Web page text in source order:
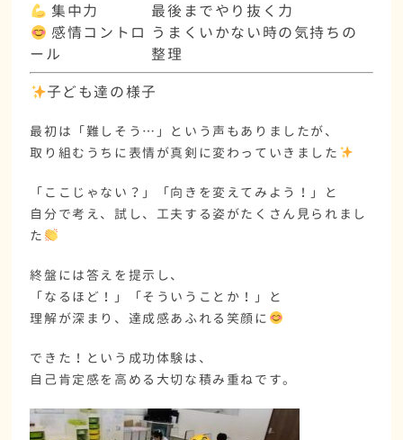
集中力
最後までやり抜く力
感情コントロ
ール
うまくいかない時の気持ちの
整理
子ども達の様子
最初は「難しそう…」という声もありましたが、
取り組むうちに表情が真剣に変わっていきました
「ここじゃない？」「向きを変えてみよう！」と
自分で考え、試し、工夫する姿がたくさん見られまし
た
終盤には答えを提示 し、
「なるほど！」「そういうことか！」と
理解が深まり、達成感あふれる笑顔に
できた！という成功体験は、
自己肯定感を高める大切な積み重ねです。